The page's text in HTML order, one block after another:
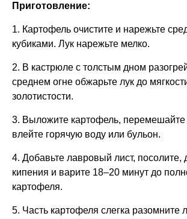
Приготовление:
1. Картофель очистите и нарежьте
кубиками. Лук нарежьте мелко.
2. В кастрюле с толстым дном
среднем огне обжарьте лук до
золотистости.
3. Выложите картофель, перемешайте
влейте горячую воду или бульон.
4. Добавьте лавровый лист, посолите,
кипения и варите 18–20 минут до
картофеля.
5. Часть картофеля слегка разомните